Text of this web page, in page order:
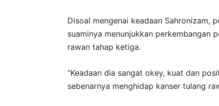
Disoal mengenai keadaan Sahronizam,
suaminya menunjukkan perkembangan
rawan tahap ketiga.
“Keadaan dia sangat okey, kuat dan
sebenarnya menghidap kanser tulang